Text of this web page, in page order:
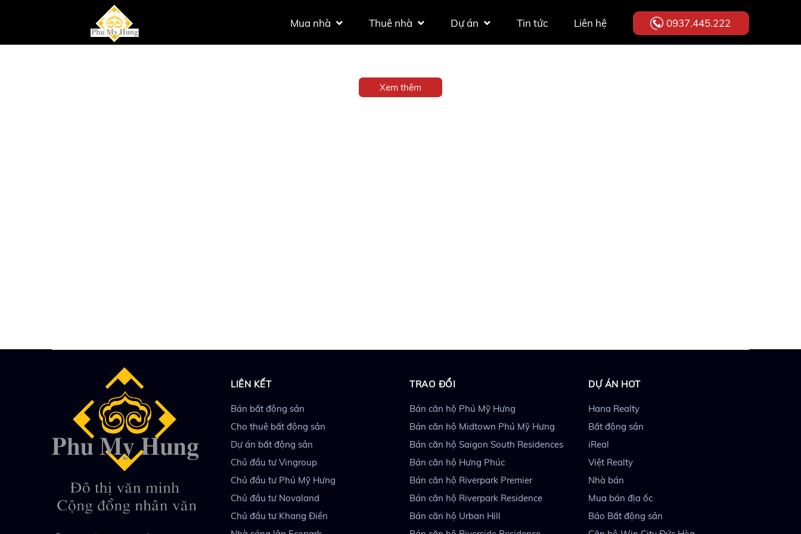
Mua nhà Thuê nhà Dự án Tin tức Liên hệ 0937.445.222
Xem thêm
LIÊN KẾT
Bán bất động sản
Cho thuê bất động sản
Dự án bất động sản
Chủ đầu tư Vingroup
Chủ đầu tư Phú Mỹ Hưng
Chủ đầu tư Novaland
Chủ đầu tư Khang Điền
TRAO ĐỔI
Bán căn hộ Phú Mỹ Hưng
Bán căn hộ Midtown Phú Mỹ Hưng
Bán căn hộ Saigon South Residences
Bán căn hộ Hưng Phúc
Bán căn hộ Riverpark Premier
Bán căn hộ Riverpark Residence
Bán căn hộ Urban Hill
DỰ ÁN HOT
Hana Realty
Bất động sản
iReal
Việt Realty
Nhà bán
Mua bán địa ốc
Báo Bất động sản